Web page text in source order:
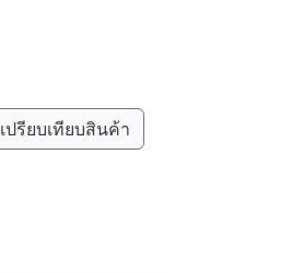
เปรียบเทียบสินค้า